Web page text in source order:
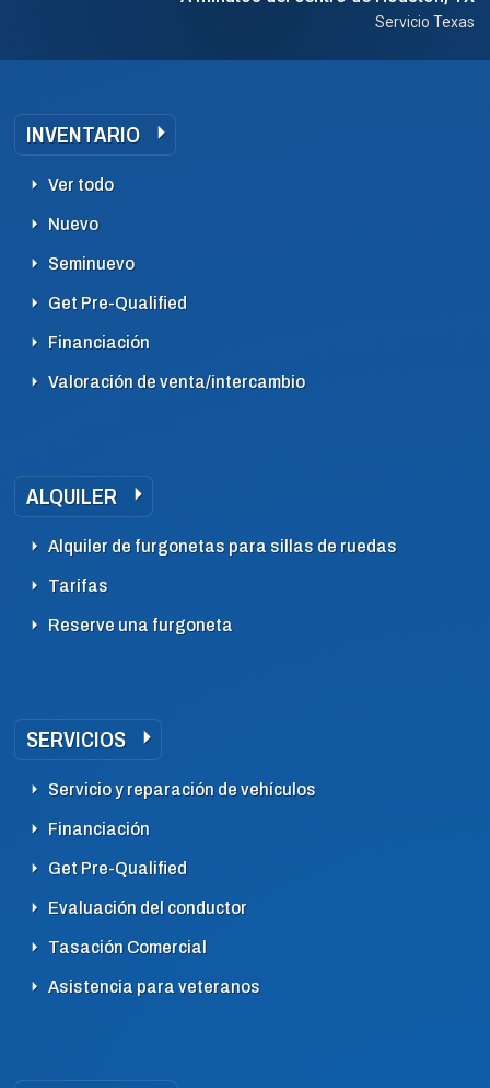
Servicio Texas
INVENTARIO
Ver todo
Nuevo
Seminuevo
Get Pre-Qualified
Financiación
Valoración de venta/intercambio
ALQUILER
Alquiler de furgonetas para sillas de ruedas
Tarifas
Reserve una furgoneta
SERVICIOS
Servicio y reparación de vehículos
Financiación
Get Pre-Qualified
Evaluación del conductor
Tasación Comercial
Asistencia para veteranos